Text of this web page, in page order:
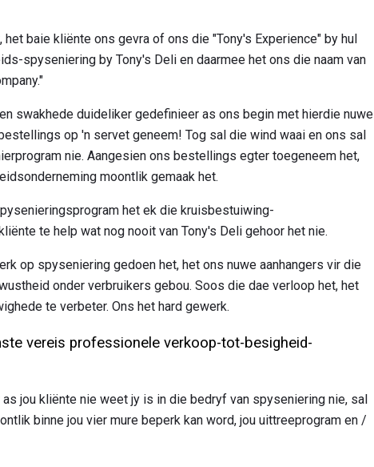
baie kliënte ons gevra of ons die "Tony's Experience" by hul
spyseniering by Tony's Deli en daarmee het ons die naam van
swakhede duideliker gedefinieer as ons begin met hierdie nuwe
op 'n servet geneem! Tog sal die wind waai en ons sal
nie. Aangesien ons bestellings egter toegeneem het,
moontlik gemaak het.
het ek die kruisbestuiwing-
te help wat nog nooit van Tony's Deli gehoor het nie.
op spyseniering gedoen het, het ons nuwe aanhangers vir die
onder verbruikers gebou. Soos die dae verloop het, het
te verbeter. Ons het hard gewerk.
vereis professionele verkoop-tot-besigheid-
jou kliënte nie weet jy is in die bedryf van spyseniering nie, sal
binne jou vier mure beperk kan word, jou uittreeprogram en /